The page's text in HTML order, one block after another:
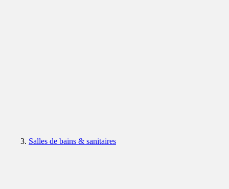
Salles de bains & sanitaires